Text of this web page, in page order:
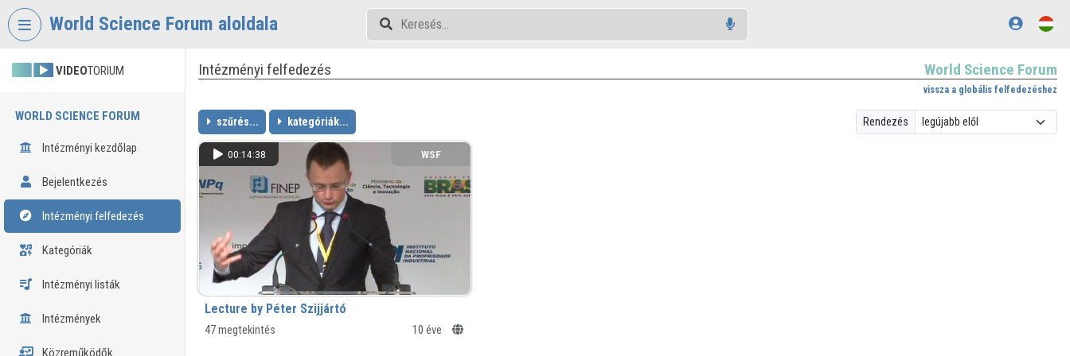
Fejléc kihagyása
World Science Forum aloldala
VIDEOTORIUM
WORLD SCIENCE FORUM
Intézményi kezdőlap
Bejelentkezés
Intézményi felfedezés
Kategóriák
Intézményi listák
Intézmények
Közreműködők
Intézményi felfedezés World Science Forum
vissza a globális felfedezéshez
szűrés... kategóriák... Rendezés
00:14:38 WSF
Lecture by Péter Szijjártó
47 megtekintés 10 éve